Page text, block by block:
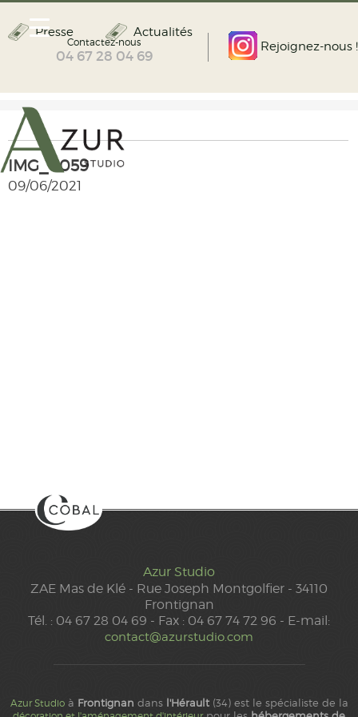
Rejoignez-nous !
Contactez-nous
04 67 28 04 69
Presse Actualités
IMG_0059
09/06/2021
Azur Studio
ZAE Mas de Klé - Rue Joseph Montgolfier - 34110
Frontignan
Tél. : 04 67 28 04 69 - Fax : 04 67 74 72 96 - E-mail:
contact@azurstudio.com
Azur Studioà Frontignan dans l'Hérault(34) est le spécialiste de la